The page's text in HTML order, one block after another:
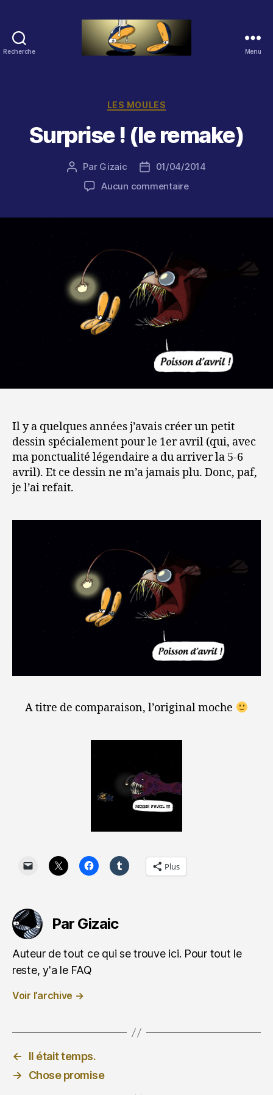
Recherche Menu
Catégories
LES MOULES
Surprise ! (le remake)
Auteur
l’article
Par Gizaic
Date01/04/2014
Aucun commentairesur
Il y a quelques années j’avais créer un petit
dessin spécialement pour le 1er avril (qui, avec
ma ponctualité légendaire a du arriver la 5-6
avril). Et ce dessin ne m’a jamais plu. Donc, paf,
je l’ai refait.
A titre de comparaison, l’original moche
Plus
Par Gizaic
Auteur de tout ce qui se trouve ici. Pour tout le
reste, y'a le FAQ
Voir l’archive →
←
Il était temps.
→
Chose promise